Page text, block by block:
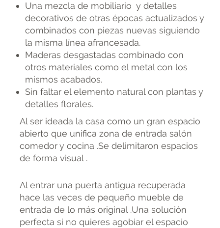
Una mezcla de mobiliario y detalles
decorativos de otras épocas actualizados y
combinados con piezas nuevas siguiendo
la misma línea afrancesada.
Maderas desgastadas combinado con
otros materiales como el metal con los
mismos acabados.
Sin faltar el elemento natural con plantas y
detalles florales.
Al ser ideada la casa como un gran espacio
abierto que unifica zona de entrada salón
comedor y cocina .Se delimitaron espacios
de forma visual .
Al entrar una puerta antigua recuperada
hace las veces de pequeño mueble de
entrada de lo más original .Una solución
perfecta si no quieres agobiar el espacio